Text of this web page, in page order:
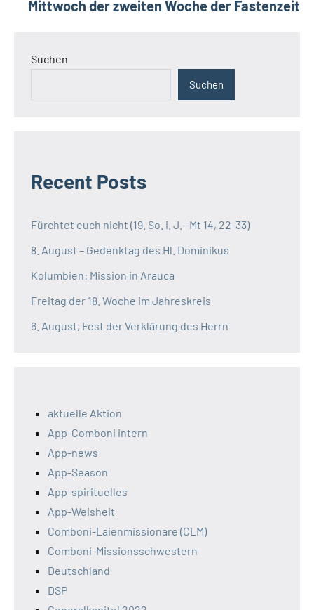
Mittwoch der zweiten Woche der Fastenzeit
Suchen
Suchen
Recent Posts
Fürchtet euch nicht (19. So. i. J.– Mt 14, 22-33)
8. August – Gedenktag des Hl. Dominikus
Kolumbien: Mission in Arauca
Freitag der 18. Woche im Jahreskreis
6. August, Fest der Verklärung des Herrn
aktuelle Aktion
App-Comboni intern
App-news
App-Season
App-spirituelles
App-Weisheit
Comboni-Laienmissionare (CLM)
Comboni-Missionsschwestern
Deutschland
DSP